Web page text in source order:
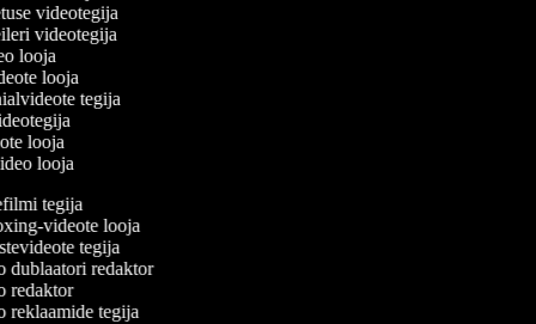
videotegija
videotegija
looja
looja
tegija
looja
looja
tegija
videote looja
tegija
redaktor
tegija